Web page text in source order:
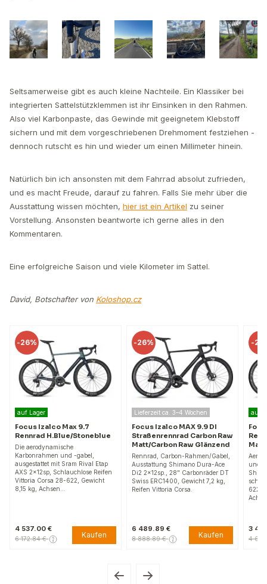
Seltsamerweise gibt es auch kleine Nachteile. Ein Klassiker bei
integrierten Sattelstützklemmen ist ihr Einsinken in den Rahmen.
Also viel Karbonpaste, das Gewinde mit geeignetem Klebstoff
sichern und mit dem vorgeschriebenen Drehmoment festziehen -
dennoch rutscht es hin und wieder um einen Millimeter hinein.
Natürlich bin ich ansonsten mit dem Fahrrad absolut zufrieden,
und es macht Freude, darauf zu fahren. Falls Sie mehr über die
Ausstattung wissen möchten, hier ist ein Artikel zu seiner
Vorstellung. Ansonsten beantworte ich gerne alles in den
Kommentaren.
Eine erfolgreiche Saison und viele Kilometer im Sattel.
David, Botschafter von Koloshop.cz
Max 9.7
Stoneblue
und -gabel,
Sram Rival Etap
Reifen
622, Gewicht
Kaufen
Lieferzeit ca. 3–4 Wochen
Focus Izalco MAX 9.9 DI
Straßenrennrad Carbon Raw
Matt/Carbon Raw Glänzend
Rennrad, Carbon-Rahmen/Gabel,
Ausstattung Shimano Dura-Ace
Di2 2x12sp., 28" Carbonräder DT
Swiss ERC1400, Gewicht 7,2 kg,
Reifen Vittoria Corsa.
6 489.89 €
8 888.89 € Kaufen
25%
auf Lager
Focus Izalco MAX 8.9
Rennrad
Mahagodyner/
Aerodynamischer
und Gabel, ausgestattet
Shimano 105 Di2 2x12-
schlauchlose Vittoria
622 Reifen, Gewicht 8,85
3 456.75 €
4 650.21 €